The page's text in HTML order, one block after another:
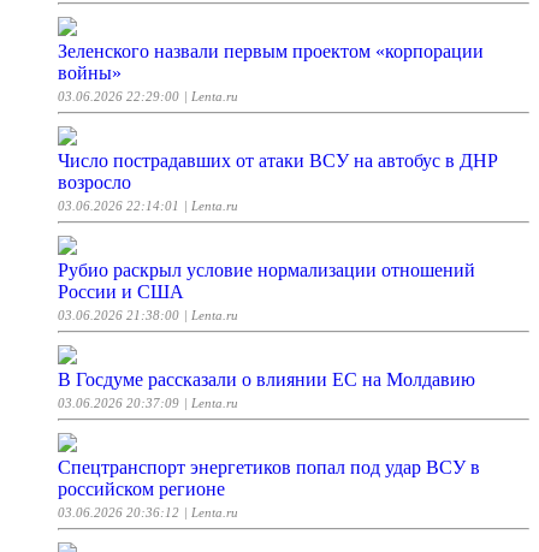
Зеленского назвали первым проектом «корпорации
войны»
03.06.2026 22:29:00 | Lenta.ru
Число пострадавших от атаки ВСУ на автобус в ДНР
возросло
03.06.2026 22:14:01 | Lenta.ru
Рубио раскрыл условие нормализации отношений
России и США
03.06.2026 21:38:00 | Lenta.ru
В Госдуме рассказали о влиянии ЕС на Молдавию
03.06.2026 20:37:09 | Lenta.ru
Спецтранспорт энергетиков попал под удар ВСУ в
российском регионе
03.06.2026 20:36:12 | Lenta.ru